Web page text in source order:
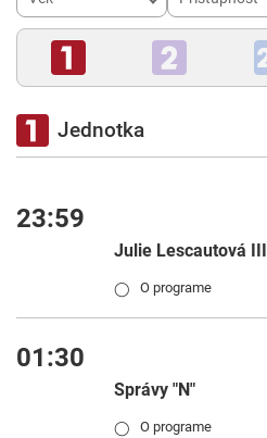
Jednotka
23:59
Julie Lescautová III
◯ O programe
01:30
Správy "N"
◯ O programe